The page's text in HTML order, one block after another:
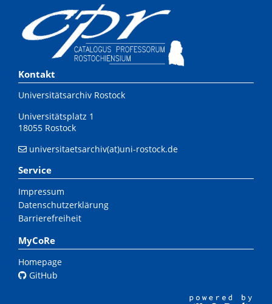
Kontakt
Universitätsarchiv Rostock
Universitätsplatz 1
18055 Rostock
universitaetsarchiv(at)uni-rostock.de
Service
Impressum
Datenschutzerklärung
Barrierefreiheit
MyCoRe
Homepage
GitHub